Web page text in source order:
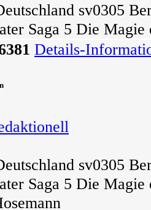
sv0305
Saga 5 Die
Details-
sv0305
Saga 5 Die